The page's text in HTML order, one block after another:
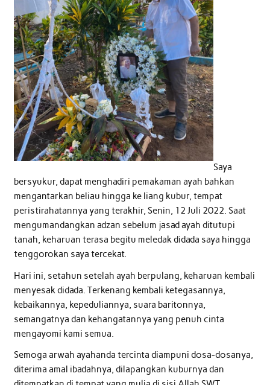
Saya
bersyukur, dapat menghadiri pemakaman ayah bahkan
mengantarkan beliau hingga ke liang kubur, tempat
peristirahatannya yang terakhir, Senin, 12 Juli 2022. Saat
mengumandangkan adzan sebelum jasad ayah ditutupi
tanah, keharuan terasa begitu meledak didada saya hingga
tenggorokan saya tercekat.
Hari ini, setahun setelah ayah berpulang, keharuan kembali
menyesak didada. Terkenang kembali ketegasannya,
kebaikannya, kepeduliannya, suara baritonnya,
semangatnya dan kehangatannya yang penuh cinta
mengayomi kami semua.
Semoga arwah ayahanda tercinta diampuni dosa-dosanya,
diterima amal ibadahnya, dilapangkan kuburnya dan